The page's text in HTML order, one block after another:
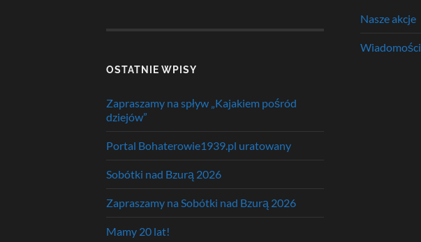
OSTATNIE WPISY
Zapraszamy na spływ „Kajakiem pośród
dziejów”
Portal Bohaterowie1939.pl uratowany
Sobótki nad Bzurą 2026
Zapraszamy na Sobótki nad Bzurą 2026
Mamy 20 lat!
Nasze akcje
Wiadomości